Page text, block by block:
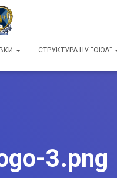
СТРУКТУРА НУ “ОЮА”
3.png